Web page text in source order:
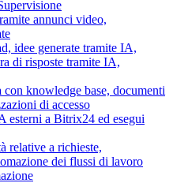
annunci video,
idee generate tramite IA,
di risposte tramite IA,
con knowledge base, documenti
di accesso
esterni a Bitrix24 ed esegui
relative a richieste,
dei flussi di lavoro